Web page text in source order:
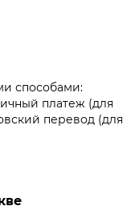
способами:
платеж (для
перевод (для